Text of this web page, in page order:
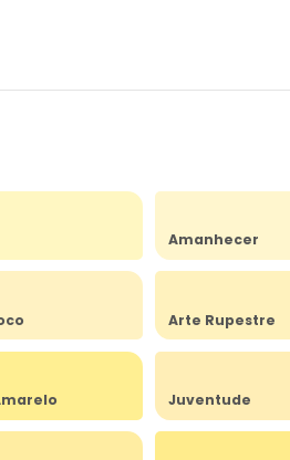
Amanhecer
Arte Rupestre
Juventude